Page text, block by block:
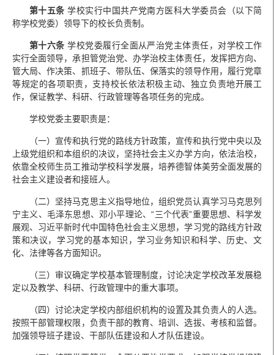
第十五条 学校实行中国共产党南方医科大学委员会（以下简
称学校党委）领导下的校长负责制。
第十六条 学校党委履行全面从严治党主体责任，对学校工作
实行全面领导，承担管党治党、办学治校主体责任，发挥把方向、
管大局、作决策、抓班子、带队伍、保落实的领导作用，履行党章
等规定的各项职责，支持校长依法积极主动、独立负责地开展工
作，保证教学、科研、行政管理等各项任务的完成。
学校党委主要职责是：
（一）宣传和执行党的路线方针政策，宣传和执行党中央以及
上级党组织和本组织的决议，坚持社会主义办学方向，依法治校，
依靠全校师生员工推动学校科学发展，培养德智体美劳全面发展的
社会主义建设者和接班人。
（二）坚持马克思主义指导地位，组织党员认真学习马克思列
宁主义、毛泽东思想、邓小平理论、“三个代表”重要思想、科学发
展观、习近平新时代中国特色社会主义思想，学习党的路线方针政
策和决议，学习党的基本知识，学习业务知识和科学、历史、文
化、法律等各方面知识。
（三）审议确定学校基本管理制度，讨论决定学校改革发展稳
定以及教学、科研、行政管理中的重大事项。
（四）讨论决定学校内部组织机构的设置及其负责人的人选。
按照干部管理权限，负责干部的教育、培训、选拔、考核和监督。
加强领导班子建设、干部队伍建设和人才队伍建设。